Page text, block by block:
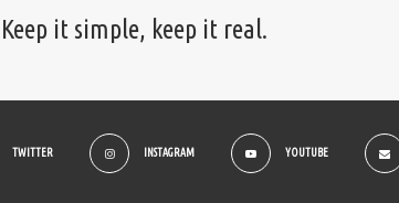
Keep it simple, keep it real.
TWITTER INSTAGRAM YOUTUBE